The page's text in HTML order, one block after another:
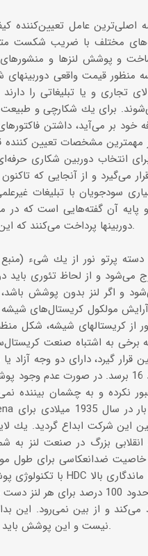
عامل تعیین‌كننده
مختلف با ضریب شكست
و پوشش لنزها و منشورهای
منظور قیمت واقعی
تجاری و یا تبلیغاتی را
برای یك شكارچی و طبیعت
خود بر می‌آید، داشتن
مشخصات تعیین كننده
انتخاب دوربین شكاری
می‌گیرد و از آنجایی كه
سودجویان با تبلیغات
پایه‌‌ آن گفته‌هایی است كه در
دوربینها پرداخت می‌كنند كه این مهم در همه جای دنیا، بر خلاف وجود گستره بازخرید نیز دیده می‌شود.
دسته پرتو نور از یك شیء
و از لحاظ تئوری باید در
مولكول كریستال‌های شیشه
از كریستالهای شیشه، شكل
برخی به اشتباه صنعت
قرار گیرد، دارای دو وجه
است تا عدد 16 برسد. در صورت
نكرده و به چشمان بیننده
بزرگ در صنعت لنز به
به گذردهی حدود 100 درصد
و از بین نمی‌رود. این
نیست و این پوشش باید در لنزهای دوربینهای حرفه‌ای تا سالها كیفیت و كارآیی خود را حفظ كند.